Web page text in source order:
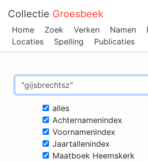
Collectie Groesbeek
Home Zoek Verken Namen
Locaties
Spelling Publicaties
alles
Achternamenindex
Voornamenindex
Jaartallenindex
Maatboek Heemskerk